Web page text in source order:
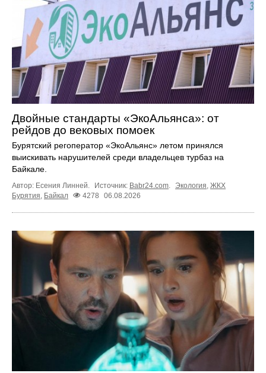
Двойные стандарты «ЭкоАльянса»: от
рейдов до вековых помоек
Бурятский регоператор «ЭкоАльянс» летом принялся
выискивать нарушителей среди владельцев турбаз на
Байкале.
Автор: Есения Линней. Источник: Babr24.com. Экология, ЖКХ
Бурятия, Байкал 4278 06.08.2026